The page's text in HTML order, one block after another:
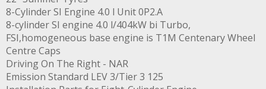
8-Cylinder SI Engine 4.0 l Unit 0P2.A
8-cylinder SI engine 4.0 l/404kW bi Turbo,
FSI,homogeneous base engine is T1M Centenary Wheel
Centre Caps
Driving On The Right - NAR
Emission Standard LEV 3/Tier 3 125